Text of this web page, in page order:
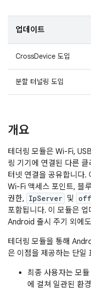
업데이트
CrossDevice 도입
분할 터널링 도입
개요
테더링 모듈은 Wi-Fi,
링 기기에 연결된 다른
터넷 연결을 공유합니다.
Wi-Fi 액세스 포인트, 블
권한, IpServer 및
포함됩니다. 이 모듈은
Android 출시 주기 외에
테더링 모듈을 통해
은 이점을 제공하는 단일
최종 사용자는 모
에 걸쳐 일관된 환